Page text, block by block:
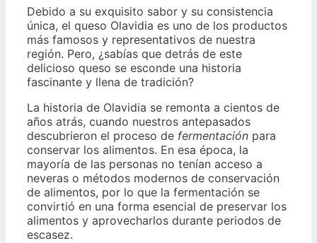
Debido a su exquisito sabor y su consistencia
única, el queso Olavidia es uno de los productos
más famosos y representativos de nuestra
región. Pero, ¿sabías que detrás de este
delicioso queso se esconde una historia
fascinante y llena de tradición?
La historia de Olavidia se remonta a cientos de
años atrás, cuando nuestros antepasados
descubrieron el proceso de fermentación para
conservar los alimentos. En esa época, la
mayoría de las personas no tenían acceso a
neveras o métodos modernos de conservación
de alimentos, por lo que la fermentación se
convirtió en una forma esencial de preservar los
alimentos y aprovecharlos durante periodos de
escasez.